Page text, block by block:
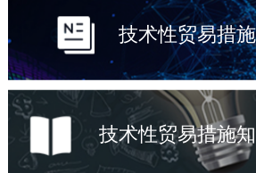
技术性贸易措
技术性贸易措施